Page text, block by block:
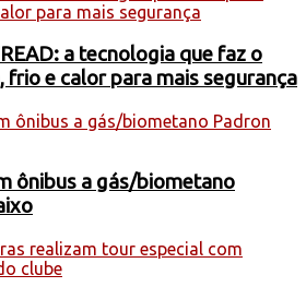
a tecnologia que faz o
frio e calor para mais segurança
ônibus a gás/biometano